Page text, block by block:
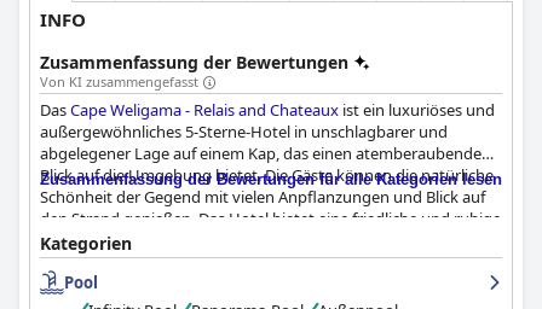
INFO
Zusammenfassung der Bewertungen
Von KI zusammengefasst
DasCape Weligama - Relais and Chateaux ist ein luxuriöses und
außergewöhnliches 5-Sterne-Hotel in unschlagbarer und
abgelegener Lage auf einem Kap, das einen atemberaubenden
Blick auf die Umgebung bietet. Die Gäste können die natürliche
Schönheit der Gegend mit vielen Anpflanzungen und Blick auf
den Strand genießen. Das Hotel bietet eine friedliche und ruhige
Atmosphäre mit einfachem Zugang zu zwei Stränden. Das
Frühstück imCape Weligama - Relais and Chateauxist
fantastisch und bietet eine große Auswahl an köstlichen
Zusammenfassung der Bewertungen für alle Kategorien lesen
Kategorien
Pool